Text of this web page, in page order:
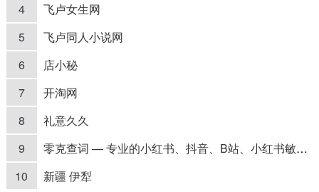
4
飞卢女生网
5
飞卢同人小说网
6
店小秘
7
开淘网
8
礼意久久
9
零克查词 — 专业的小红书、抖音、B站、小红书敏感词检测工具
10
新疆 伊犁